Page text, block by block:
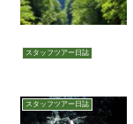
スタッフツアー日誌
スタッフツアー日誌